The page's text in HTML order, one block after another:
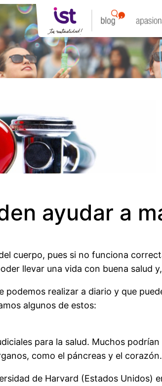
ayudar a
cuerpo, pues si no funciona
llevar una vida con buena salud
podemos realizar a diario y que
algunos de estos:
para la salud. Muchos
como el páncreas y el corazón.
de Harvard (Estados Unidos)